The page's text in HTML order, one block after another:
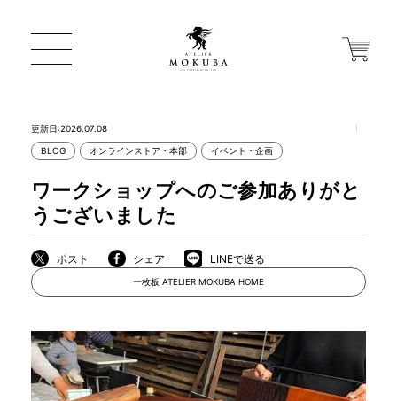
店舗から探す
一枚板 ATELIER MOKUBA HOME
MOKUBA について
更新日:2026.07.08
BLOG オンラインストア・本部 イベント・企画
ワークショップへのご参加ありがと
うございました
ポスト シェア LINEで送る
一枚板 ATELIER MOKUBA HOME